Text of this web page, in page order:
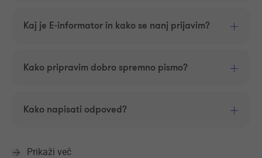
Kaj je E-informator in kako se nanj prijavim?
Kako pripravim dobro spremno pismo?
Kako napisati odpoved?
Prikaži več